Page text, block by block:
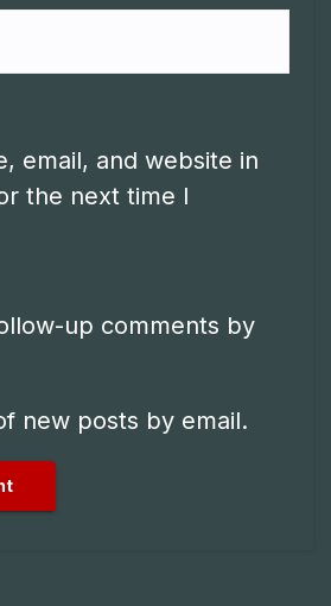
email, and website in
the next time I
up comments by
new posts by email.